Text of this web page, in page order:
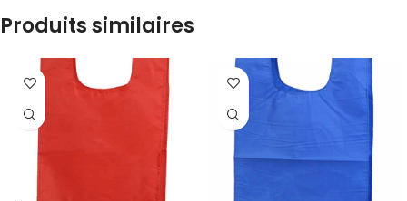
Produits similaires